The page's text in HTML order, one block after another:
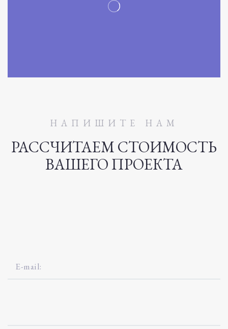
НАПИШИТЕ НАМ
РАССЧИТАЕМ СТОИМОСТЬ
ВАШЕГО ПРОЕКТА